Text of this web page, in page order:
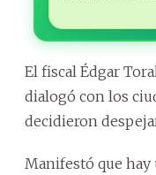
El fiscal Édgar
dialogó con los
decidieron
Manifestó que hay